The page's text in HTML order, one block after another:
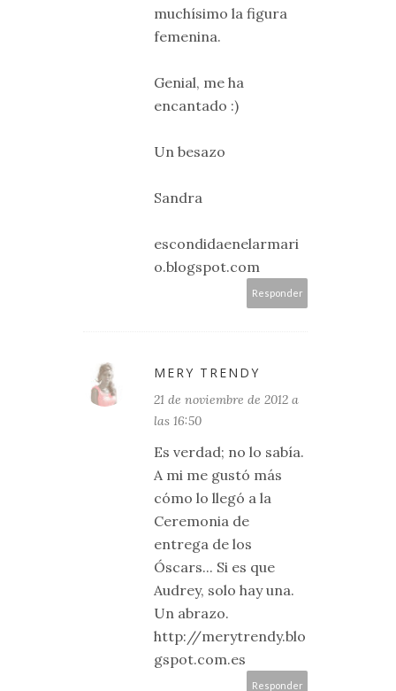
muchísimo la figura
femenina.
Genial, me ha
encantado :)
Un besazo
Sandra
escondidaenelarmari
o.blogspot.com
Responder
MERY TRENDY
21 de noviembre de 2012 a
las 16:50
Es verdad; no lo sabía.
A mi me gustó más
cómo lo llegó a la
Ceremonia de
entrega de los
Óscars... Si es que
Audrey, solo hay una.
Un abrazo.
http://merytrendy.blo
gspot.com.es
Responder